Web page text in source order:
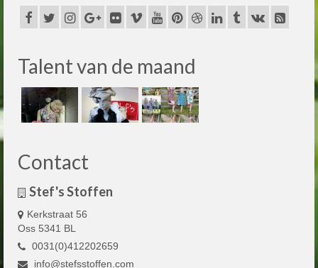
Talent van de maand
Contact
Stef's Stoffen
Kerkstraat 56
Oss 5341 BL
0031(0)412202659
info@stefsstoffen.com